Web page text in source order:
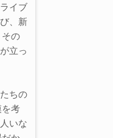
イブ
、新
の
立っ
ちの
を考
いな